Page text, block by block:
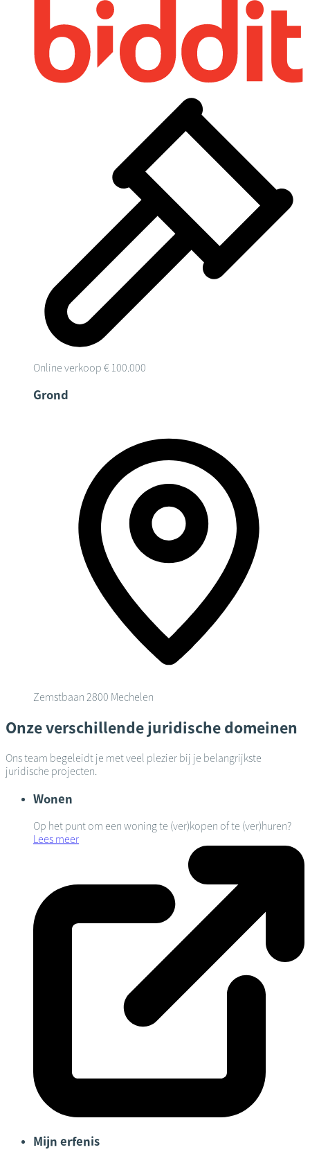
Online verkoop € 100.000
Grond
Zemstbaan 2800 Mechelen
Onze verschillende juridische domeinen
Ons team begeleidt je met veel plezier bij je belangrijkste
juridische projecten.
Wonen
Op het punt om een woning te (ver)kopen of te (ver)huren?
Lees meer
Mijn erfenis